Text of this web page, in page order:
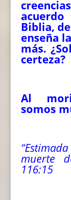
Biblia,
enseña
más.
certeza?
Al
somos
muerte
116:15